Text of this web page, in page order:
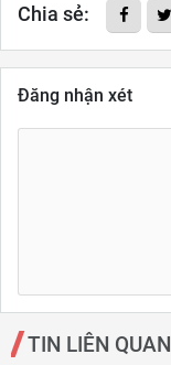
Chia sẻ:
Đăng nhận xét
TIN LIÊN QUAN